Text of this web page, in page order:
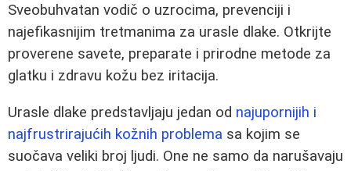
Sveobuhvatan vodič o uzrocima, prevenciji i
najefikasnijim tretmanima za urasle dlake. Otkrijte
proverene savete, preparate i prirodne metode za
glatku i zdravu kožu bez iritacija.
Urasle dlake predstavljaju jedan od najupornijih i
najfrustrirajućih kožnih problema sa kojim se
suočava veliki broj ljudi. One ne samo da narušavaju